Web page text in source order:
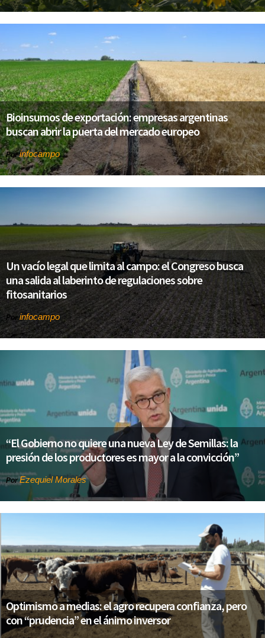
Bioinsumos de exportación: empresas argentinas
buscan abrir la puerta del mercado europeo
Porinfocampo
Un vacío legal que limita al campo: el Congreso busca
una salida al laberinto de regulaciones sobre
fitosanitarios
Porinfocampo
“El Gobierno no quiere una nueva Ley de Semillas: la
presión de los productores es mayor a la convicción”
PorEzequiel Morales
Optimismo a medias: el agro recupera confianza, pero
con “prudencia” en el ánimo inversor